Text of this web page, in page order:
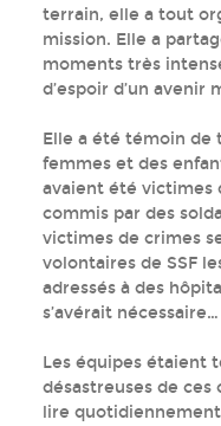
terrain, elle a tout
mission. Elle a
moments très
d’espoir d’un avenir
Elle a été témoin de
femmes et des
avaient été victimes
commis par des
victimes de crimes
volontaires de SSF
adressés à des
s’avérait nécessaire…
Les équipes étaient
désastreuses de
lire